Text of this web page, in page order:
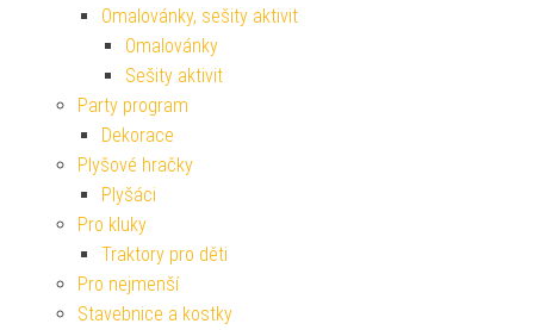
Omalovánky, sešity aktivit
Omalovánky
Sešity aktivit
Party program
Dekorace
Plyšové hračky
Plyšáci
Pro kluky
Traktory pro děti
Pro nejmenší
Stavebnice a kostky